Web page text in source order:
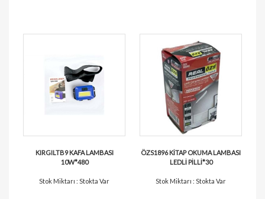
KIRGILTB9 KAFA LAMBASI
10W*480
Stok Miktarı : Stokta Var
ÖZS1896 KİTAP OKUMA LAMBASI
LEDLİ PİLLİ*30
Stok Miktarı : Stokta Var